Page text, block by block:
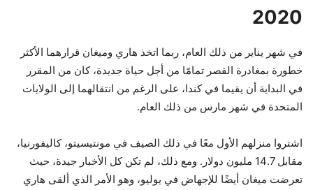
2020
في شهر يناير من ذلك العام، ربما اتخذ هاري وميغان قرارهما الأكثر
خطورة بمغادرة القصر تمامًا من أجل حياة جديدة، كان من المقرر
في البداية أن يقيما في كندا، على الرغم من انتقالهما إلى الولايات
المتحدة في شهر مارس من ذلك العام.
اشتروا منزلهم الأول معًا في ذلك الصيف في مونتيسيتو، كاليفورنيا،
مقابل 14.7 مليون دولار. ومع ذلك، لم تكن كل الأخبار جيدة، حيث
تعرضت ميغان أيضًا للإجهاض في يوليو، وهو الأمر الذي ألقى هاري